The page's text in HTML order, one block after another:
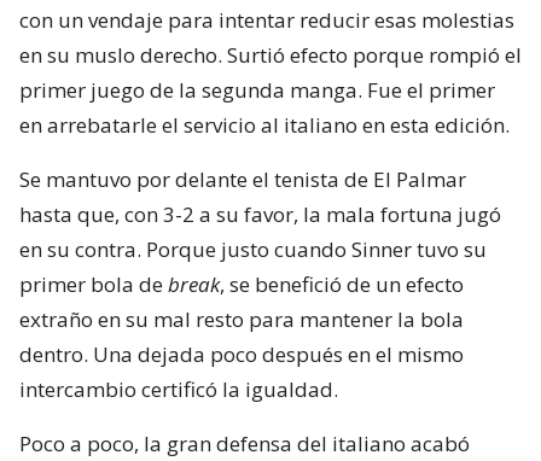
con un vendaje para intentar reducir esas molestias
en su muslo derecho. Surtió efecto porque rompió el
primer juego de la segunda manga. Fue el primer
en arrebatarle el servicio al italiano en esta edición.
Se mantuvo por delante el tenista de El Palmar
hasta que, con 3-2 a su favor, la mala fortuna jugó
en su contra. Porque justo cuando Sinner tuvo su
primer bola debreak, se benefició de un efecto
extraño en su mal resto para mantener la bola
dentro. Una dejada poco después en el mismo
intercambio certificó la igualdad.
Poco a poco, la gran defensa del italiano acabó